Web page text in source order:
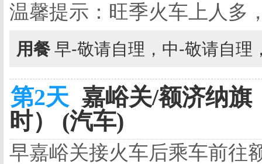
温馨提示：旺季火车上人多
用餐 早-敬请自理，中-敬请自理
第2天 嘉峪关/额济纳旗
时） (汽车)
早嘉峪关接火车后乘车前往